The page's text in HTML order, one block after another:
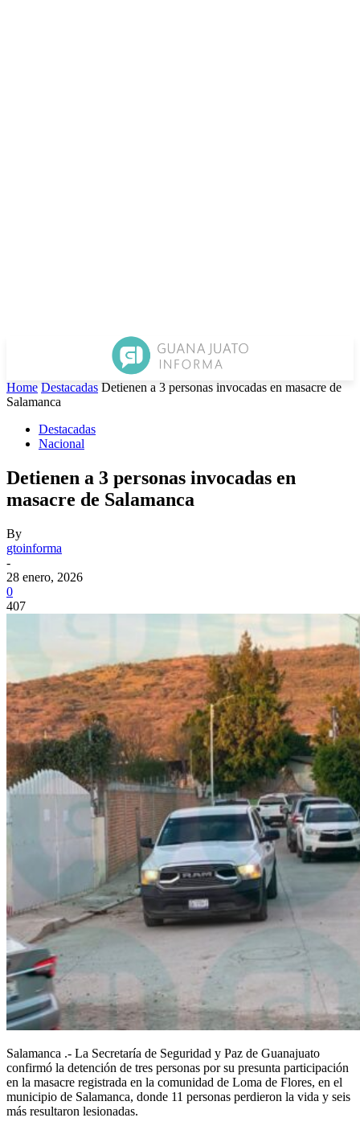
Home Destacadas Detienen a 3 personas invocadas en masacre de
Salamanca
Destacadas
Nacional
Detienen a 3 personas invocadas en
masacre de Salamanca
By
gtoinforma
-
28 enero, 2026
0
407
Salamanca .- La Secretaría de Seguridad y Paz de Guanajuato
confirmó la detención de tres personas por su presunta participación
en la masacre registrada en la comunidad de Loma de Flores, en el
municipio de Salamanca, donde 11 personas perdieron la vida y seis
más resultaron lesionadas.